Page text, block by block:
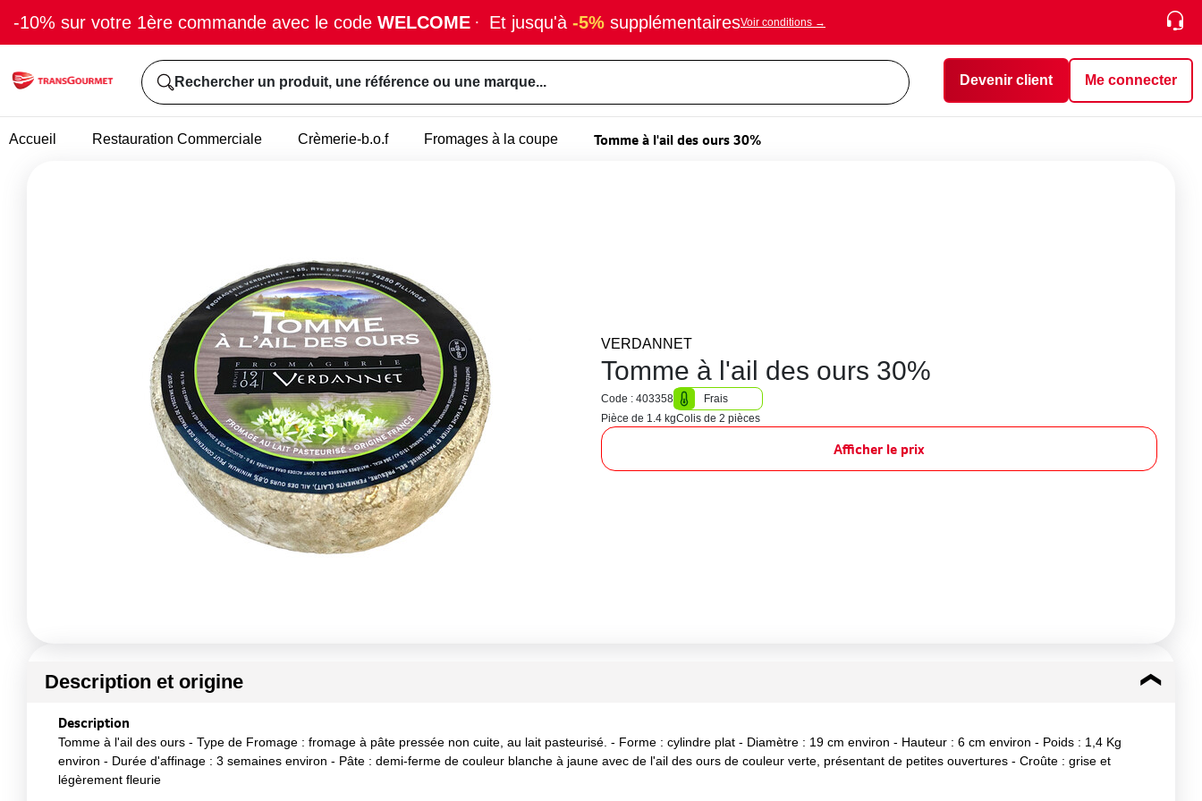
-10% sur votre 1ère commande avec le code WELCOME · Et jusqu'à -5% supplémentairesVoir conditions →
Rechercher un produit, une référence ou une marque... Devenir client Me connecter
Accueil Restauration Commerciale Crèmerie-b.o.f Fromages à la coupe Tomme à l'ail des ours 30%
VERDANNET
Tomme à l'ail des ours 30%
Code : 403358
Frais
Pièce de 1.4 kgColis de 2 pièces
Afficher le prix
Description et origine
Description
Tomme à l'ail des ours - Type de Fromage : fromage à pâte pressée non cuite, au lait pasteurisé. - Forme : cylindre plat - Diamètre : 19 cm environ - Hauteur : 6 cm environ - Poids : 1,4 Kg
environ - Durée d'affinage : 3 semaines environ - Pâte : demi-ferme de couleur blanche à jaune avec de l'ail des ours de couleur verte, présentant de petites ouvertures - Croûte : grise et
légèrement fleurie